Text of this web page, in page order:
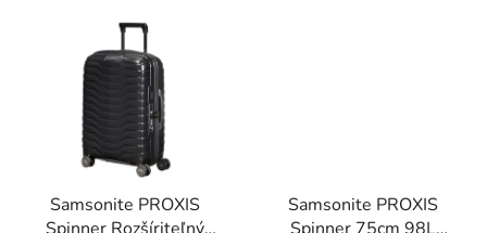
Samsonite PROXIS
Samsonite PROXIS